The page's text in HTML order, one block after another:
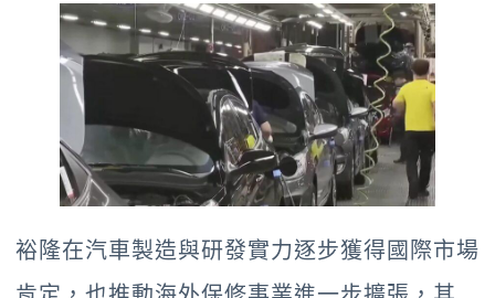
裕隆在汽車製造與研發實力逐步獲得國際市場